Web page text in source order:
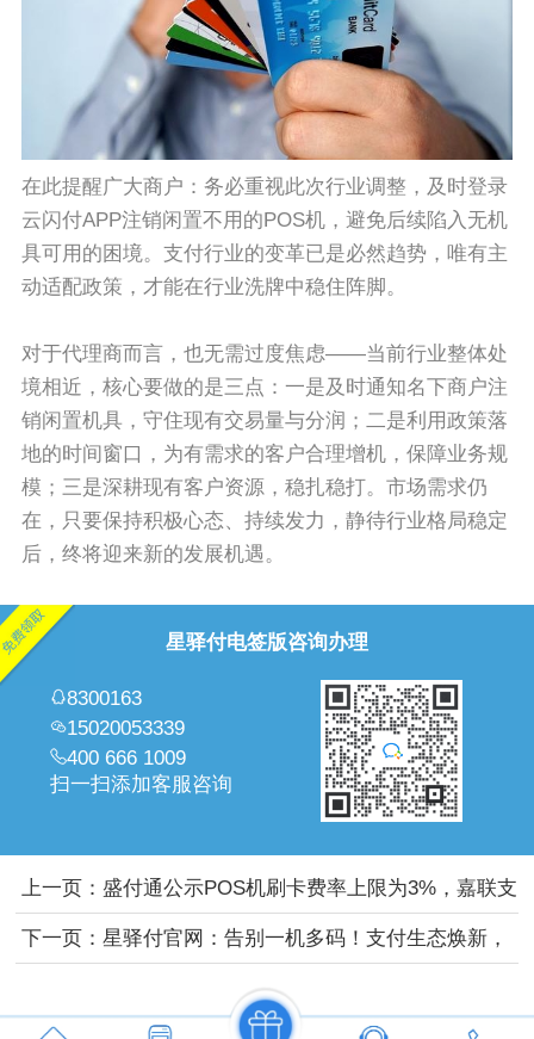
在此提醒广大商户：务必重视此次行业调整，及时登录
云闪付APP注销闲置不用的POS机，避免后续陷入无机
具可用的困境。支付行业的变革已是必然趋势，唯有主
动适配政策，才能在行业洗牌中稳住阵脚。
对于代理商而言，也无需过度焦虑——当前行业整体处
境相近，核心要做的是三点：一是及时通知名下商户注
销闲置机具，守住现有交易量与分润；二是利用政策落
地的时间窗口，为有需求的客户合理增机，保障业务规
模；三是深耕现有客户资源，稳扎稳打。市场需求仍
在，只要保持积极心态、持续发力，静待行业格局稳定
后，终将迎来新的发展机遇。
星驿付电签版咨询办理
8300163
15020053339
400 666 1009
扫一扫添加客服咨询
上一页： 盛付通公示POS机刷卡费率上限为3%，嘉联支
付亦再次更新价格公示，对增值服务费价格进行了调
下一页： 星驿付官网：告别一机多码！支付生态焕新，